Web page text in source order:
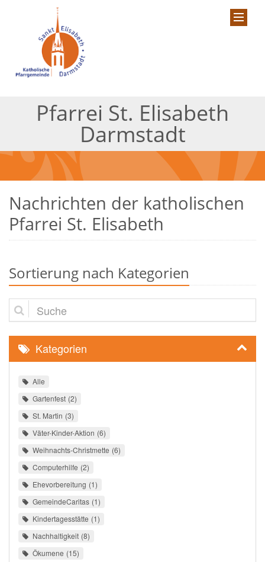
Pfarrei St. Elisabeth
Darmstadt
Nachrichten der katholischen
Pfarrei St. Elisabeth
Sortierung nach Kategorien
Suche
Kategorien
Alle
Gartenfest 2
St. Martin 3
Väter-Kinder-Aktion 6
Weihnachts-Christmette 6
Computerhilfe 2
Ehevorbereitung 1
GemeindeCaritas 1
Kindertagesstätte 1
Nachhaltigkeit 8
Ökumene 15